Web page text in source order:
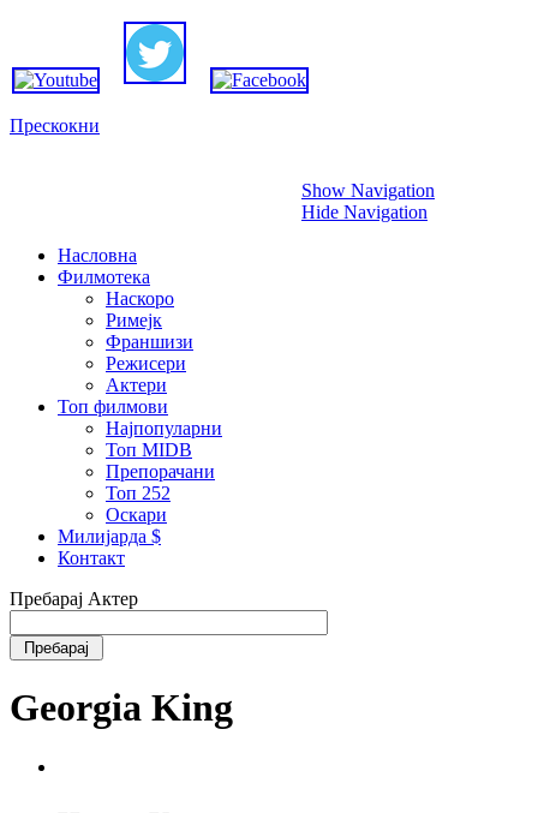
Прескокни
Show Navigation
Hide Navigation
Насловна
Филмотека
Наскоро
Римејк
Франшизи
Режисери
Актери
Топ филмови
Најпопуларни
Топ MIDB
Препорачани
Топ 252
Оскари
Милијарда $
Контакт
Пребарај Актер
Georgia King